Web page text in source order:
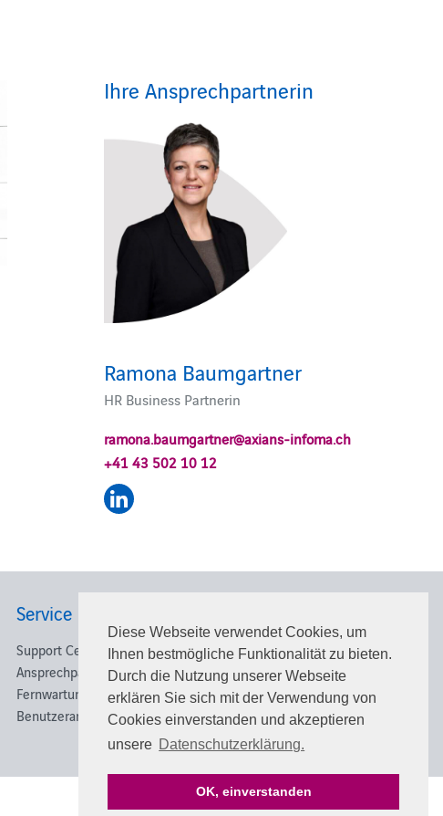
Diese Webseite verwendet Cookies, um
Ihnen bestmögliche Funktionalität zu bieten.
Durch die Nutzung unserer Webseite
erklären Sie sich mit der Verwendung von
Cookies einverstanden und akzeptieren
unsere Datenschutzerklärung.
OK, einverstanden
Ihre Ansprechpartnerin
Ramona Baumgartner
HR Business Partnerin
ramona.baumgartner@axians-infoma.ch
+41 43 502 10 12
Service
Support Center
Ansprechpartner
Fernwartung
Benutzeranmeldung
Nutzen Sie die Chance und
schlagen Sie beruflich neue
Wege ein!
Weiterlesen